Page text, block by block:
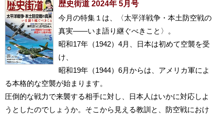
歴史街道 2024年 5月号
今月の特集１は、〈太平洋戦争・本土防空戦の
真実――いま語り継ぐべきこと〉。
昭和17年（1942）4月、日本は初めて空襲を受
け、
昭和19年（1944）6月からは、アメリカ軍によ
る本格的な空襲が始まります。
圧倒的な戦力で来襲する相手に対し、日本人はいかに対応しよ
うとしたのでしょうか。そこから見える教訓と、防空戦におけ